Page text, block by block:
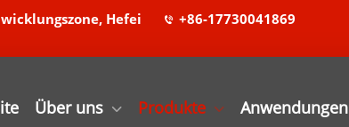
Hefei
+86-17730041869
Über uns Produkte Anwendungen